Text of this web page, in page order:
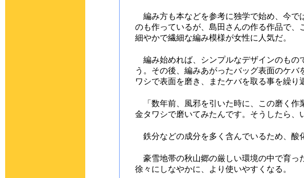
編み方も本などを参考に独学で始め、今で
のも作っているが、島田さんの作る作品で、
細やかで繊細な編み模様が女性に人気だ。
編み始めれば、シンプルなデザインのもの
う。その後、編みあがったバッグ表面のケ
ワシで表面を磨き、またケバを取る事を繰り
「数年前、風邪を引いた時に、この磨く作
金タワシで磨いてみたんです。そうしたら、
鉄分などの成分を多く含んでいるため、酸
豪雪地帯の秋山郷の厳しい環境の中で育っ
徐々にしなやかに、より使いやすくなる。